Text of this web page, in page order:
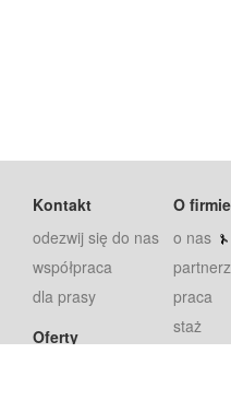
Kontakt
odezwij się do nas
współpraca
dla prasy
Oferty
O firmie
o nas
praca
staż